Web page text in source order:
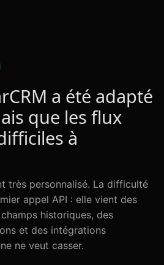
a été adapté
que les flux
à
très personnalisé. La difficulté
appel API : elle vient des
historiques, des
et des intégrations
ne veut casser.